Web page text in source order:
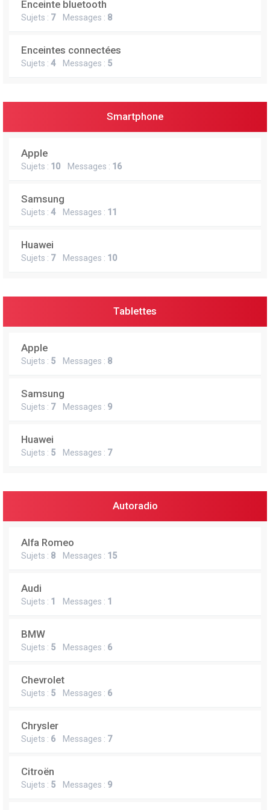
Enceinte bluetooth
Sujets : 7Messages : 8
Enceintes connectées
Sujets : 4Messages : 5
Smartphone
Apple
Sujets : 10 Messages : 16
Samsung
Sujets : 4Messages : 11
Huawei
Sujets : 7Messages : 10
Tablettes
Apple
Sujets : 5 Messages : 8
Samsung
Sujets : 7Messages : 9
Huawei
Sujets : 5 Messages : 7
Autoradio
Alfa Romeo
Sujets : 8 Messages : 15
Audi
Sujets : 1 Messages : 1
BMW
Sujets : 5 Messages : 6
Chevrolet
Sujets : 5 Messages : 6
Chrysler
Sujets : 6 Messages : 7
Citroën
Sujets : 5 Messages : 9